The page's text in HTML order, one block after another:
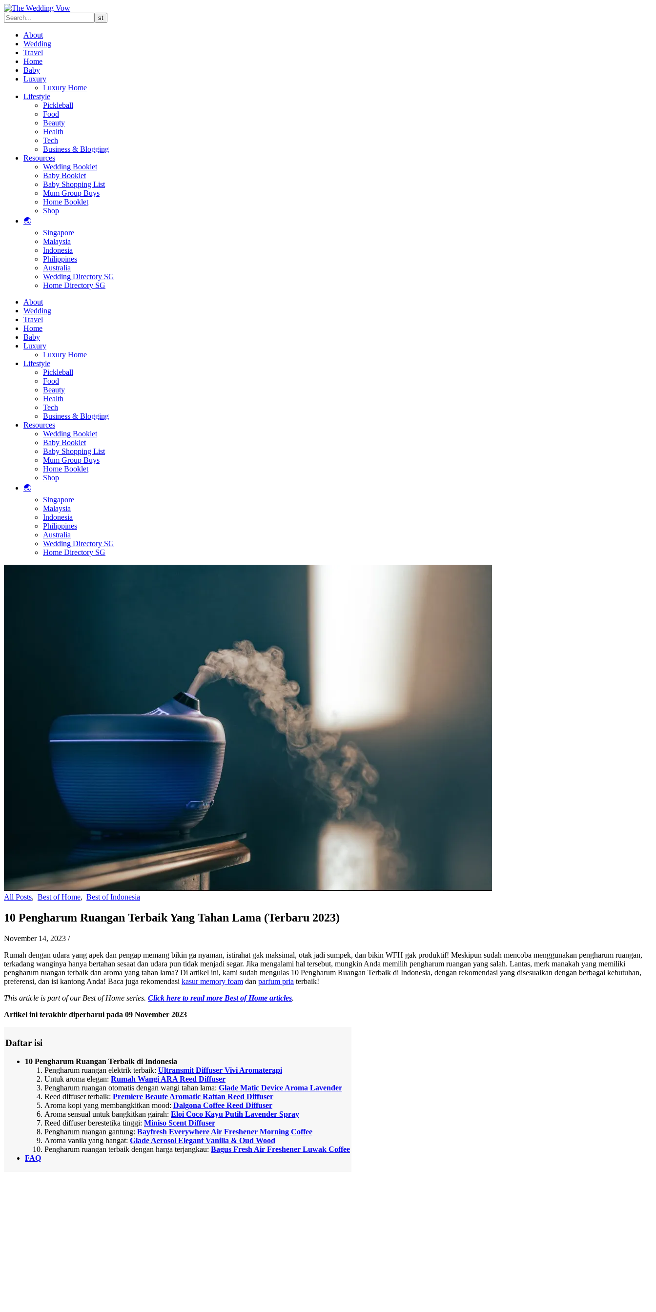
About
Wedding
Travel
Home
Baby
Luxury
Luxury Home
Lifestyle
Pickleball
Food
Beauty
Health
Tech
Business & Blogging
Resources
Wedding Booklet
Baby Booklet
Baby Shopping List
Mum Group Buys
Home Booklet
Shop
🌏
Singapore
Malaysia
Indonesia
Philippines
Australia
Wedding Directory SG
Home Directory SG
About
Wedding
Travel
Home
Baby
Luxury
Luxury Home
Lifestyle
Pickleball
Food
Beauty
Health
Tech
Business & Blogging
Resources
Wedding Booklet
Baby Booklet
Baby Shopping List
Mum Group Buys
Home Booklet
Shop
🌏
Singapore
Malaysia
Indonesia
Philippines
Australia
Wedding Directory SG
Home Directory SG
All Posts, Best of Home, Best of Indonesia
10 Pengharum Ruangan Terbaik Yang Tahan Lama (Terbaru 2023)
November 14, 2023 /
Rumah dengan udara yang apek dan pengap memang bikin ga nyaman, istirahat gak maksimal, otak jadi sumpek, dan bikin WFH gak produktif! Meskipun sudah mencoba menggunakan pengharum ruangan,
terkadang wanginya hanya bertahan sesaat dan udara pun tidak menjadi segar. Jika mengalami hal tersebut, mungkin Anda memilih pengharum ruangan yang salah. Lantas, merk manakah yang memiliki
pengharum ruangan terbaik dan aroma yang tahan lama? Di artikel ini, kami sudah mengulas 10 Pengharum Ruangan Terbaik di Indonesia, dengan rekomendasi yang disesuaikan dengan berbagai kebutuhan,
preferensi, dan isi kantong Anda! Baca juga rekomendasi kasur memory foam dan parfum pria terbaik!
This article is part of our Best of Home series. Click here to read more Best of Home articles.
Artikel ini terakhir diperbarui pada 09 November 2023
Daftar isi
10 Pengharum Ruangan Terbaik di Indonesia
Pengharum ruangan elektrik terbaik: Ultransmit Diffuser Vivi Aromaterapi
Untuk aroma elegan: Rumah Wangi ARA Reed Diffuser
Pengharum ruangan otomatis dengan wangi tahan lama: Glade Matic Device Aroma Lavender
Reed diffuser terbaik: Premiere Beaute Aromatic Rattan Reed Diffuser
Aroma kopi yang membangkitkan mood: Dalgona Coffee Reed Diffuser
Aroma sensual untuk bangkitkan gairah: Eloi Coco Kayu Putih Lavender Spray
Reed diffuser berestetika tinggi: Miniso Scent Diffuser
Pengharum ruangan gantung: Bayfresh Everywhere Air Freshener Morning Coffee
Aroma vanila yang hangat: Glade Aerosol Elegant Vanilla & Oud Wood
Pengharum ruangan terbaik dengan harga terjangkau: Bagus Fresh Air Freshener Luwak Coffee
FAQ